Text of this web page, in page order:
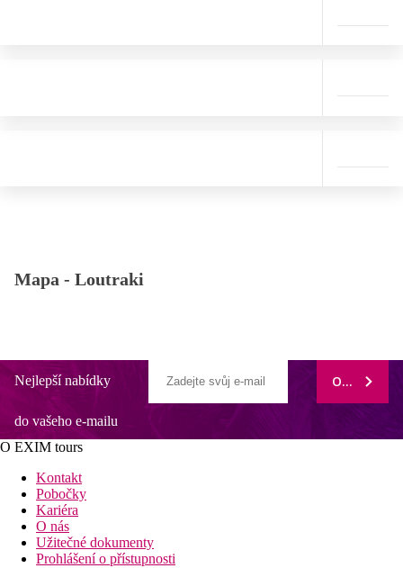
Mapa - Loutraki
Nejlepší nabídky
do vašeho e-mailu
ODEBÍRAT
O EXIM tours
Kontakt
Pobočky
Kariéra
O nás
Užitečné dokumenty
Prohlášení o přístupnosti